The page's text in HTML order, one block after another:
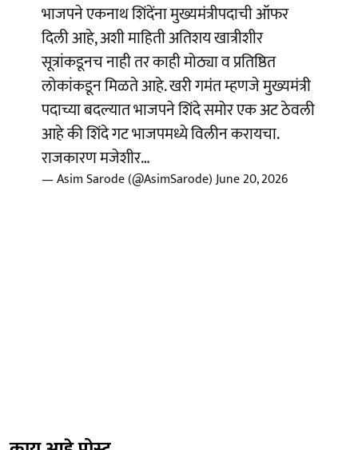
भाजपने एकनाथ शिंदेंना मुख्यमंत्रीपदाची ऑफर
दिली आहे, अशी माहिती अतिशय खात्रीशीर
सूत्रांकडूनच नाही तर काही मोठ्या व प्रतिष्ठित
लोकांकडून मिळते आहे. खरी गमंत म्हणजे मुख्यमंत्री
पदाच्या बदल्यात भाजपने शिंदे समोर एक अट ठेवली
आहे की शिंदे गट भाजपमध्ये विलीन करायचा.
राजकारण मजेशीर…
— Asim Sarode (@AsimSarode)June 20, 2026